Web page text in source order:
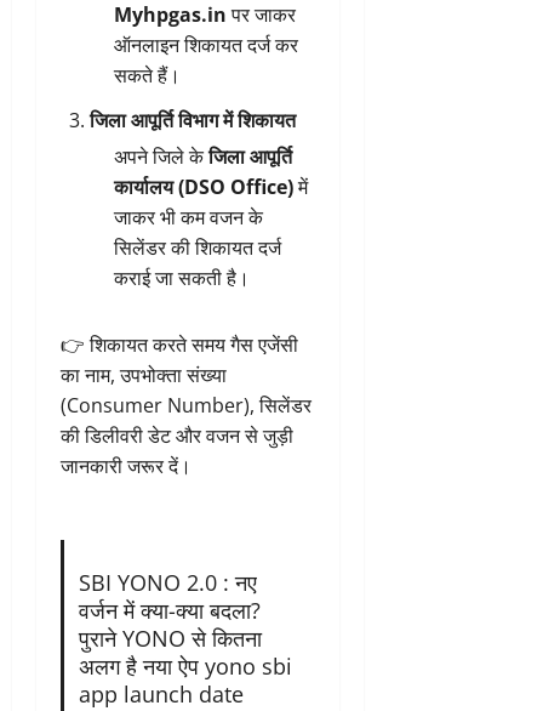
Myhpgas.inपर जाकर
ऑनलाइन शिकायत दर्ज कर
सकते हैं।
जिला आपूर्ति विभाग में शिकायत
अपने जिले केजिला आपूर्ति
कार्यालय (DSO Office)में
जाकर भी कम वजन के
सिलेंडर की शिकायत दर्ज
कराई जा सकती है।
👉 शिकायत करते समय गैस एजेंसी
का नाम, उपभोक्ता संख्या
(Consumer Number), सिलेंडर
की डिलीवरी डेट और वजन से जुड़ी
जानकारी जरूर दें।
SBI YONO 2.0 : नए
वर्जन में क्या-क्या बदला?
पुराने YONO से कितना
अलग है नया ऐप yono sbi
app launch date